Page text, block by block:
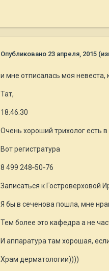
Опубликовано 23 апреля, 2015
и мне отписалась моя
Тат,
18:46:30
Очень хороший трихолог есть
Вот регистратура
8 499 248‑50‑76
Записаться к Гостроверховой
Я бы в сеченова пошла, мне
Тем более это кафедра а не
И аппаратура там хорошая,
Храм дерматологии))))